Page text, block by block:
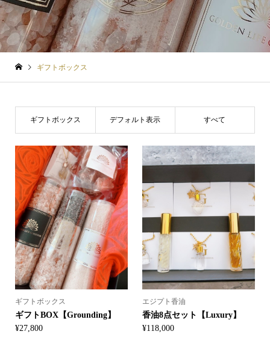
ギフトボックス
ギフトボックス デフォルト表示 すべて
ギフトボックス
ギフトBOX【Grounding】
¥27,800
エジプト香油
香油8点セット【Luxury】
¥118,000